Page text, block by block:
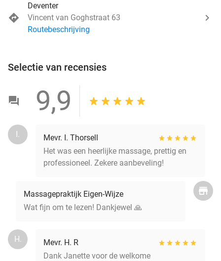
Deventer
Vincent van Goghstraat 63
Routebeschrijving
Selectie van recensies
9,9
I.
Mevr. I. Thorsell
Het was een heerlijke massage, prettig en
professioneel. Zekere aanbeveling!
Massagepraktijk Eigen-Wijze
Wat fijn om te lezen! Dankjewel 🙏
H.
Mevr. H. R
Dank Janette voor de welkome